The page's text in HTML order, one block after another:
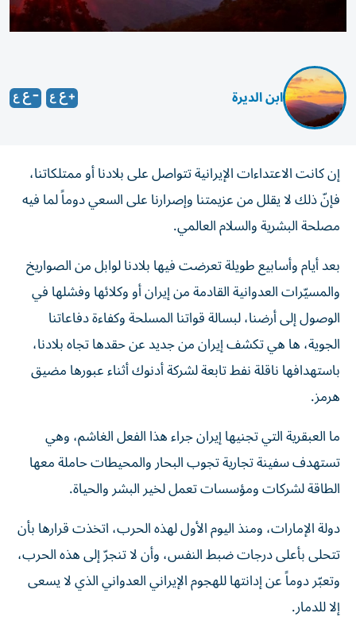
ابن الديرة
إن كانت الاعتداءات الإيرانية تتواصل على بلادنا أو ممتلكاتنا،
فإنّ ذلك لا يقلل من عزيمتنا وإصرارنا على السعي دوماً لما فيه
مصلحة البشرية والسلام العالمي.
بعد أيام وأسابيع طويلة تعرضت فيها بلادنا لوابل من الصواريخ
والمسيّرات العدوانية القادمة من إيران أو وكلائها وفشلها في
الوصول إلى أرضنا، لبسالة قواتنا المسلحة وكفاءة دفاعاتنا
الجوية، ها هي تكشف إيران من جديد عن حقدها تجاه بلادنا،
باستهدافها ناقلة نفط تابعة لشركة أدنوك أثناء عبورها مضيق
هرمز.
ما العبقرية التي تجنيها إيران جراء هذا الفعل الغاشم، وهي
تستهدف سفينة تجارية تجوب البحار والمحيطات حاملة معها
الطاقة لشركات ومؤسسات تعمل لخير البشر والحياة.
دولة الإمارات، ومنذ اليوم الأول لهذه الحرب، اتخذت قرارها بأن
تتحلى بأعلى درجات ضبط النفس، وأن لا تنجرّ إلى هذه الحرب،
وتعبّر دوماً عن إدانتها للهجوم الإيراني العدواني الذي لا يسعى
إلا للدمار.